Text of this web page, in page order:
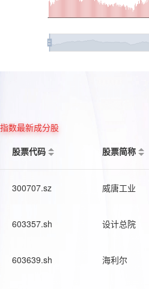
指数最新成分股
股票代码
股票简称
300707.sz 威唐工业
603357.sh 设计总院
603639.sh 海利尔